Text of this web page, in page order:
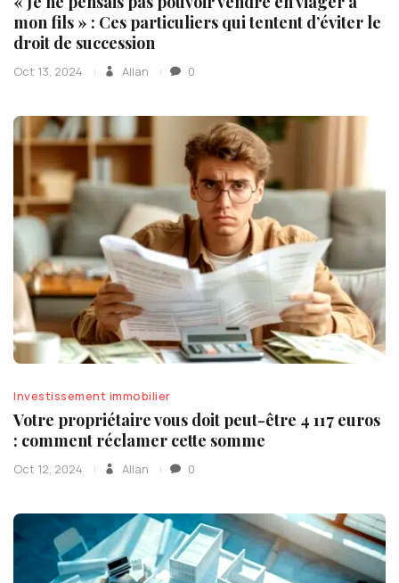
mon fils » : Ces particuliers qui tentent d’éviter le
droit de succession
Oct 13, 2024 Allan 0
Investissement immobilier
Votre propriétaire vous doit peut-être 4 117 euros
: comment réclamer cette somme
Oct 12, 2024 Allan 0